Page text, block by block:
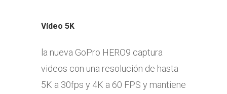
Vídeo 5K
la nueva GoPro HERO9 captura
videos con una resolución de hasta
5K a 30fps y 4K a 60 FPS y mantiene